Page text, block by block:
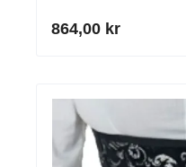
864,00 kr